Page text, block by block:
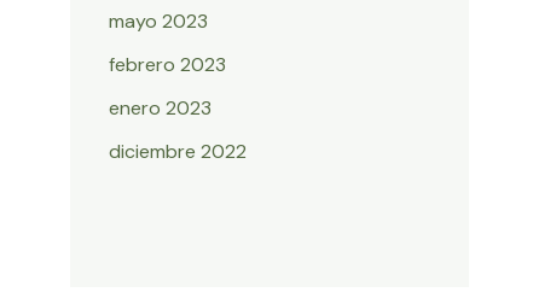
mayo 2023
febrero 2023
enero 2023
diciembre 2022